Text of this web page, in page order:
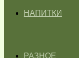
НАПИТКИ
РАЗНОЕ